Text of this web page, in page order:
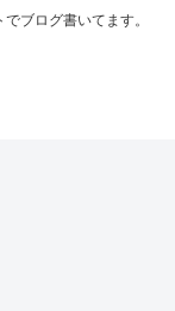
ブログ書いてます。